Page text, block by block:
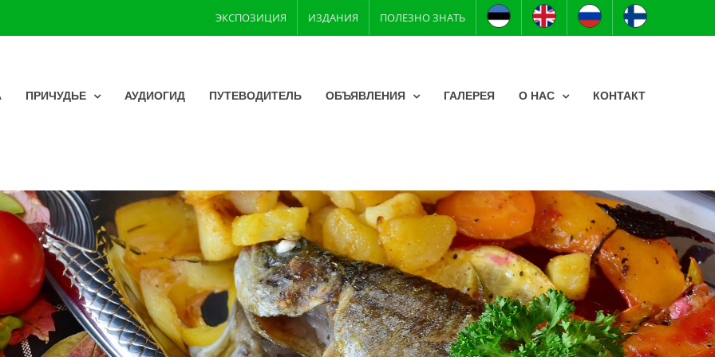
ЭКСПОЗИЦИЯ ИЗДАНИЯ ПOЛЕЗНO ЗНAТЬ
ПРИЧУДЬЕ АУДИОГИД ПУТЕВОДИТЕЛЬ OБЪЯВЛЕНИЯ ГАЛЕРЕЯ О НАС КОНТАКТ